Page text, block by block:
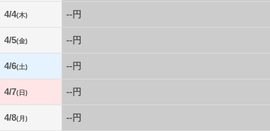
4/4(木) --円
4/5(金) --円
4/6(土) --円
4/7(日) --円
4/8(月) --円